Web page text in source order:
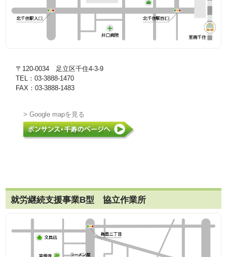
〒120-0034 足立区千住4-3-9
TEL：03-3888-1470
FAX：03-3888-1483
> Google mapを見る
就労継続支援事業B型 協立作業所